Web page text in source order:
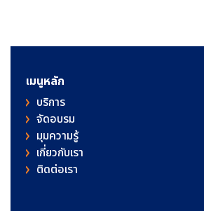
เมนูหลัก
บริการ
จัดอบรม
มุมความรู้
เกี่ยวกับเรา
ติดต่อเรา